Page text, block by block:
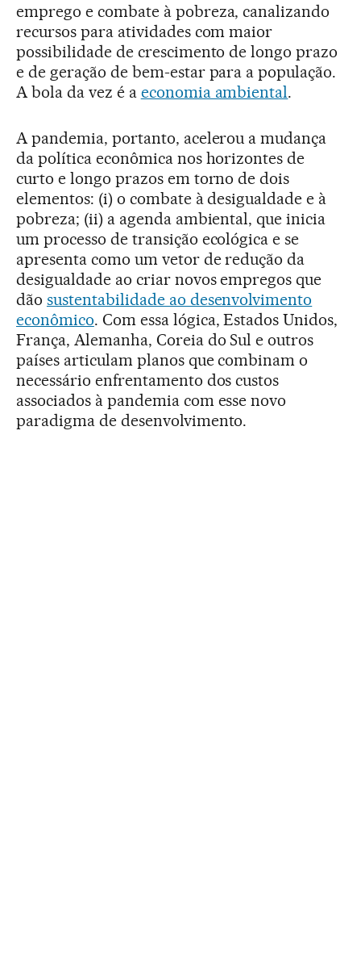
emprego e combate à pobreza, canalizando
recursos para atividades com maior
possibilidade de crescimento de longo prazo
e de geração de bem-estar para a população.
A bola da vez é a economia ambiental.
A pandemia, portanto, acelerou a mudança
da política econômica nos horizontes de
curto e longo prazos em torno de dois
elementos: (i) o combate à desigualdade e à
pobreza; (ii) a agenda ambiental, que inicia
um processo de transição ecológica e se
apresenta como um vetor de redução da
desigualdade ao criar novos empregos que
dão sustentabilidade ao desenvolvimento
econômico. Com essa lógica, Estados Unidos,
França, Alemanha, Coreia do Sul e outros
países articulam planos que combinam o
necessário enfrentamento dos custos
associados à pandemia com esse novo
paradigma de desenvolvimento.